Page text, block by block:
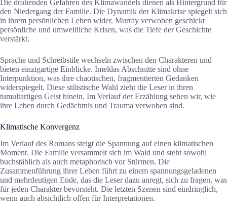
Die drohenden Gefahren des Klimawandels dienen als Hintergrund für
den Niedergang der Familie. Die Dynamik der Klimakrise spiegelt sich
in ihrem persönlichen Leben wider. Murray verwoben geschickt
persönliche und umweltliche Krisen, was die Tiefe der Geschichte
verstärkt.
Sprache und Schreibstile wechseln zwischen den Charakteren und
bieten einzigartige Einblicke. Imeldas Abschnitte sind ohne
Interpunktion, was ihre chaotischen, fragmentierten Gedanken
widerspiegelt. Diese stilistische Wahl zieht die Leser in ihren
tumultartigen Geist hinein. Im Verlauf der Erzählung sehen wir, wie
ihre Leben durch Gedächtnis und Trauma verwoben sind.
Klimatische Konvergenz
Im Verlauf des Romans steigt die Spannung auf einen klimatischen
Moment. Die Familie versammelt sich im Wald und steht sowohl
buchstäblich als auch metaphorisch vor Stürmen. Die
Zusammenführung ihrer Leben führt zu einem spannungsgeladenen
und mehrdeutigen Ende, das die Leser dazu anregt, sich zu fragen, was
für jeden Charakter bevorsteht. Die letzten Szenen sind eindringlich,
wenn auch absichtlich offen für Interpretationen.